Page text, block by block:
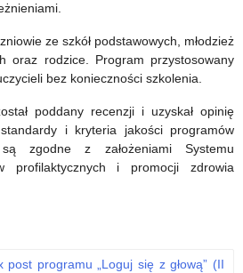
ze szkół podstawowych, młodzież
oraz rodzice. Program przystosowany
bez konieczności szkolenia.
poddany recenzji i uzyskał opinię
i kryteria jakości programów
zgodne z założeniami Systemu
profilaktycznych i promocji zdrowia
post programu „Loguj się z głową” (II